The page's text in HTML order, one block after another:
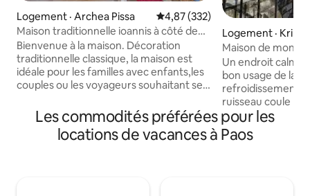
Logement · Archea Pissa Note moyenne de 4,87 sur 5,
4,87 (332)
Maison traditionnelle ioannis à côté de
l'ancienne Olympie
Bienvenue à la maison. Décoration
traditionnelle classique, la maison est
idéale pour les familles avec enfants,les
couples ou les voyageurs souhaitant se
Olympie à 2,5 km et du site
archéologique de l'ancienne Olympie.
maison au rez-de-chaussée
Logement · Krini
Maison de
Un endroit calme
bon usage de la
refroidissement
ruisseau coule
l'année, ce qui
tranquillité
logement est
Les commodités préférées pour les
locations de vacances à Paos